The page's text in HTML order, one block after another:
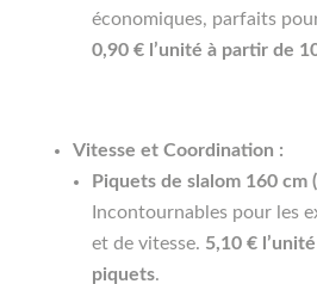
économiques, parfaits
0,90 € l’unité à partir de
Vitesse et Coordination :
Piquets de slalom 160 cm
Incontournables pour les
et de vitesse. 5,10 €
piquets.